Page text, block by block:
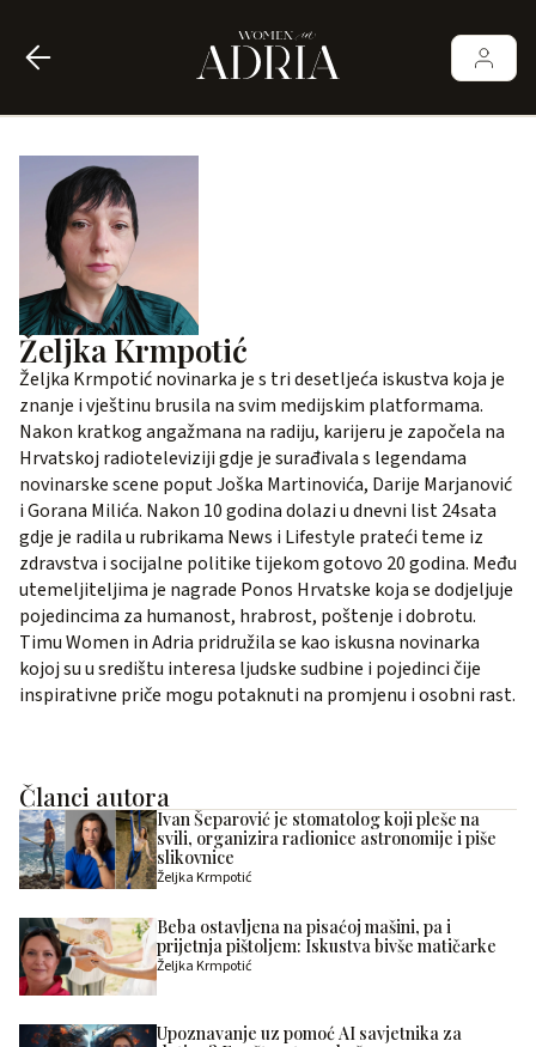
Željka Krmpotić
Željka Krmpotić novinarka je s tri desetljeća iskustva koja je
znanje i vještinu brusila na svim medijskim platformama.
Nakon kratkog angažmana na radiju, karijeru je započela na
Hrvatskoj radioteleviziji gdje je surađivala s legendama
novinarske scene poput Joška Martinovića, Darije Marjanović
i Gorana Milića. Nakon 10 godina dolazi u dnevni list 24sata
gdje je radila u rubrikama News i Lifestyle prateći teme iz
zdravstva i socijalne politike tijekom gotovo 20 godina. Među
utemeljiteljima je nagrade Ponos Hrvatske koja se dodjeljuje
pojedincima za humanost, hrabrost, poštenje i dobrotu.
Timu Women in Adria pridružila se kao iskusna novinarka
kojoj su u središtu interesa ljudske sudbine i pojedinci čije
inspirativne priče mogu potaknuti na promjenu i osobni rast.
Članci autora
Ivan Šeparović je stomatolog koji pleše na
svili, organizira radionice astronomije i piše
slikovnice
Željka Krmpotić
Beba ostavljena na pisaćoj mašini, pa i
prijetnja pištoljem: Iskustva bivše matičarke
Željka Krmpotić
Upoznavanje uz pomoć AI savjetnika za